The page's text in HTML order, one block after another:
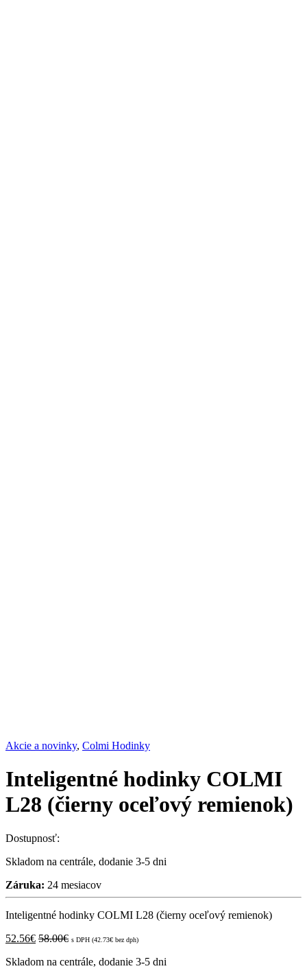
Akcie a novinky, Colmi Hodinky
Inteligentné hodinky COLMI
L28 (čierny oceľový remienok)
Dostupnosť:
Skladom na centrále, dodanie 3-5 dni
Záruka: 24 mesiacov
Inteligentné hodinky COLMI L28 (čierny oceľový remienok)
52.56€ 58.00€ s DPH (42.73€ bez dph)
Skladom na centrále, dodanie 3-5 dni